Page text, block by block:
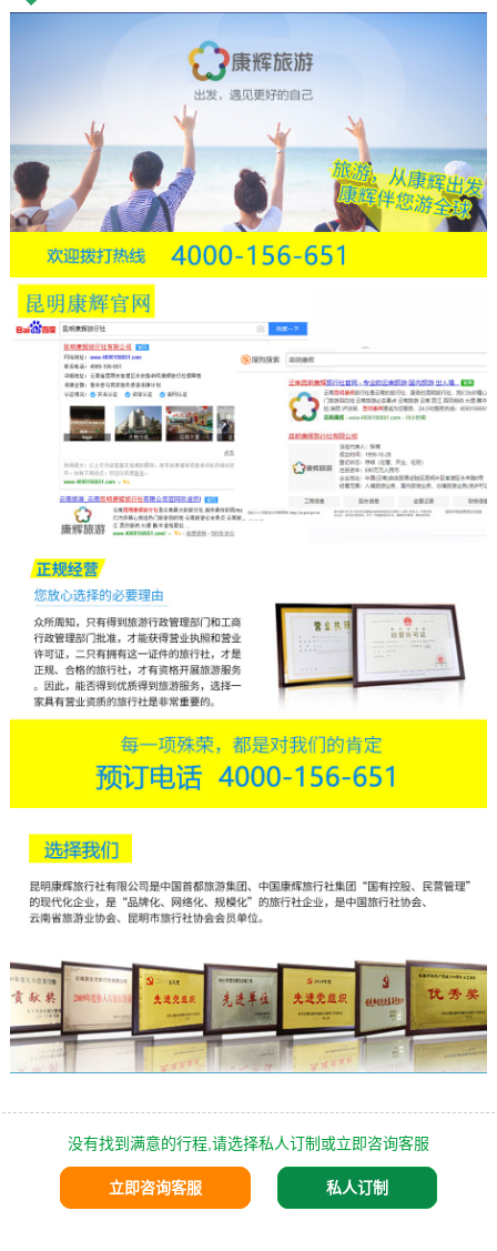
没有找到满意的行程,请选择私人订制或立即咨询客服
立即咨询客服 私人订制